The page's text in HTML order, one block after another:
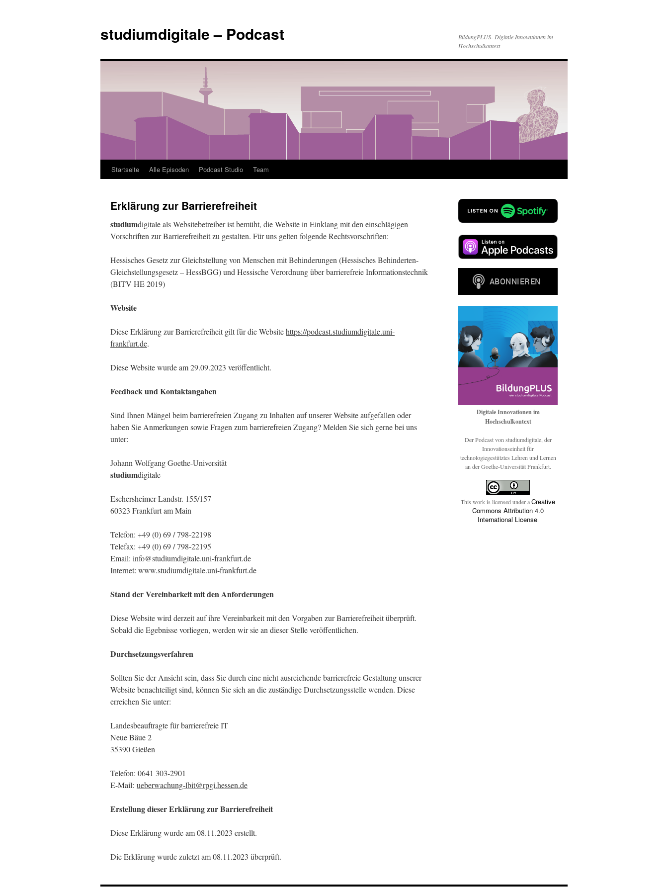
springen
studiumdigitale – Podcast
BildungPLUS- Digitale Innovationen im
Hochschulkontext
Startseite Alle Episoden Podcast Studio Team
Erklärung zur Barrierefreiheit
studiumdigitale als Websitebetreiber ist bemüht, die Website in Einklang mit den einschlägigen
Vorschriften zur Barrierefreiheit zu gestalten. Für uns gelten folgende Rechtsvorschriften:
Hessisches Gesetz zur Gleichstellung von Menschen mit Behinderungen (Hessisches Behinderten-
Gleichstellungsgesetz – HessBGG) und Hessische Verordnung über barrierefreie Informationstechnik
(BITV HE 2019)
Website
Diese Erklärung zur Barrierefreiheit gilt für die Websitehttps://podcast.studiumdigitale.uni-
frankfurt.de.
Diese Website wurde am 29.09.2023 veröffentlicht.
Feedback und Kontaktangaben
Sind Ihnen Mängel beim barrierefreien Zugang zu Inhalten auf unserer Website aufgefallen oder
haben Sie Anmerkungen sowie Fragen zum barrierefreien Zugang? Melden Sie sich gerne bei uns
unter:
Johann Wolfgang Goethe-Universität
studiumdigitale
Eschersheimer Landstr. 155/157
60323 Frankfurt am Main
Telefon: +49 (0) 69 / 798-22198
Telefax: +49 (0) 69 / 798-22195
Email: info@studiumdigitale.uni-frankfurt.de
Internet: www.studiumdigitale.uni-frankfurt.de
Stand der Vereinbarkeit mit den Anforderungen
Diese Website wird derzeit auf ihre Vereinbarkeit mit den Vorgaben zur Barrierefreiheit überprüft.
Sobald die Egebnisse vorliegen, werden wir sie an dieser Stelle veröffentlichen.
Durchsetzungsverfahren
Sollten Sie der Ansicht sein, dass Sie durch eine nicht ausreichende barrierefreie Gestaltung unserer
Website benachteiligt sind, können Sie sich an die zuständige Durchsetzungsstelle wenden. Diese
erreichen Sie unter:
Landesbeauftragte für barrierefreie IT
Neue Bäue 2
35390 Gießen
Telefon: 0641 303-2901
E-Mail: ueberwachung-lbit@rpgi.hessen.de
Erstellung dieser Erklärung zur Barrierefreiheit
Diese Erklärung wurde am 08.11.2023 erstellt.
Die Erklärung wurde zuletzt am 08.11.2023 überprüft.
Digitale Innovationen im
Hochschulkontext
Der Podcast von studiumdigitale, der
Innovationseinheit für
technologiegestütztes Lehren und Lernen
an der Goethe-Universität Frankfurt.
This work is licensed under aCreative
Commons Attribution 4.0
International License.